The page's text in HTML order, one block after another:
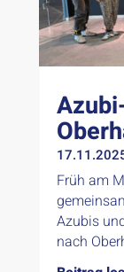
Früh am
Azubis
nach